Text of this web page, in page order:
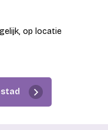
op locatie